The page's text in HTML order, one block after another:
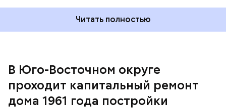
Читать полностью
В Юго-Восточном округе
проходит капитальный ремонт
дома 1961 года постройки